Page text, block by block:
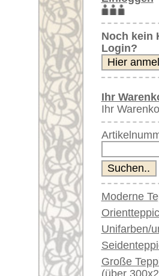
Moderne Teppiche
Orientteppiche
Unifarben/ungemustert
Seidenteppiche
Große Teppiche
(über 300x200 cm)
Sehr große XL Teppiche
(über 400x200 cm)
Riesige XXL Teppiche
(über 600x200 cm)
Läufer / Galerien
Runde & ovale Teppiche
Antike Teppiche
Antike China Teppiche
Blaue Teppiche
Graue Teppiche
Braune Teppiche
Blaue Teppiche
Grüne Teppiche
Rot/pink/flieder/lila
Beige/hell/cremefarben
Ein kleines Teppich-
Glossar...